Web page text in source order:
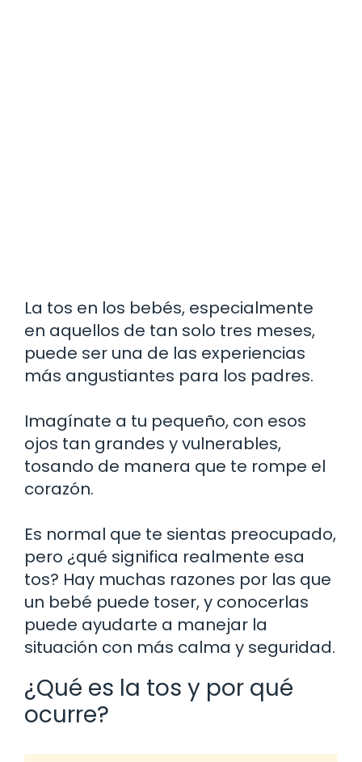
La tos en los bebés, especialmente
en aquellos de tan solo tres meses,
puede ser una de las experiencias
más angustiantes para los padres.
Imagínate a tu pequeño, con esos
ojos tan grandes y vulnerables,
tosando de manera que te rompe el
corazón.
Es normal que te sientas preocupado,
pero ¿qué significa realmente esa
tos? Hay muchas razones por las que
un bebé puede toser, y conocerlas
puede ayudarte a manejar la
situación con más calma y seguridad.
¿Qué es la tos y por qué
ocurre?